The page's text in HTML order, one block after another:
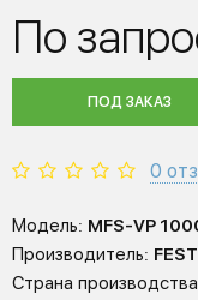
По
ПОД ЗАКАЗ
0
Модель: MFS-VP
Производитель:
Страна